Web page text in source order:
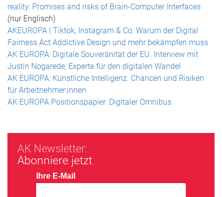
reality: Promises and risks of Brain-Computer Interfaces
(nur Englisch)
AKEUROPA | Tiktok, Instagram & Co: Warum der Digital
Fairness Act Addictive Design und mehr bekämpfen muss
AK EUROPA: Digitale Souveränität der EU. Interview mit
Justin Nogarede, Experte für den digitalen Wandel
AK EUROPA: Künstliche Intelligenz. Chancen und Risiken
für Arbeitnehmer:innen
AK EUROPA Positionspapier: Digitaler Omnibus
AK Newsletter:
Abonniere jetzt
Ihre E-Mail